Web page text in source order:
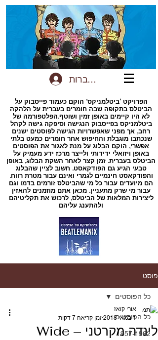
להתחברות
הפרויקט ‘ביטלמניקס’ הוקם כעמוד פייסבוק על
הביטלס בתקופה שבה חומרים בעברית על הלהקה
לא היו קיימים באופן זמין ושוטף.הפלטפורמה של
ביטלמניקס בפייסבוק הנגישה וסיפקה גישה לקהל
רחב, אך מפני שאפשרויות הגישה לפוסטים ישנים
שנכתבו מוגבלת והחיפוש אחר חומרים כמעט בלתי
אפשרי, הוקם הבלוג על מנת לאגור את הפוסטים
באופן ויזואלי ידידותי ולייצר מרכז ידע מעמיק על
הביטלס בעברית. זמן קצר לאחר השקת הבלוג, באופן
טבעי הגיע גם הפודקאסט. חשוב לציין שהבלוג
והפודקאסט חינמיים לגמרי ואינם עבור מטרת רווח.
הם מיועדים עבור כל מי שהביטלס זורמים בדמו וגם
עבור מי שרק מתעניין. מכאן אתם מוזמנים להאזין
ליצירות המלאות של הביטלס, לרכוש את תקליטיהם
ולהתענג עליהם
פוסט
כל הפוסטים
1957-1962
כל הפוסטים
לינדה מקרטני – Wide
אורי קואז
1 במאי 2018
זמן קריאה 7 דקות